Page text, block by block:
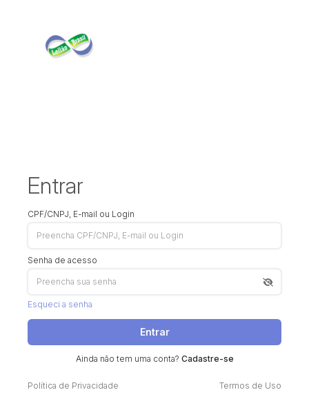
Entrar
CPF/CNPJ, E-mail ou Login
Senha de acesso
Esqueci a senha
Entrar
Ainda não tem uma conta? Cadastre-se
Política de Privacidade Termos de Uso